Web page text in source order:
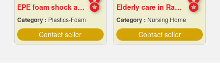
EPE foam shock absorber
Category : Plastics-Foam
Contact seller
Elderly care in Rayong
Category : Nursing Home
Contact seller